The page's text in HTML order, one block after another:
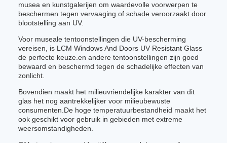
musea en kunstgalerijen om waardevolle voorwerpen te
beschermen tegen vervaaging of schade veroorzaakt door
blootstelling aan UV.
Voor museale tentoonstellingen die UV-bescherming
vereisen, is LCM Windows And Doors UV Resistant Glass
de perfecte keuze.en andere tentoonstellingen zijn goed
bewaard en beschermd tegen de schadelijke effecten van
zonlicht.
Bovendien maakt het milieuvriendelijke karakter van dit
glas het nog aantrekkelijker voor milieubewuste
consumenten.De hoge temperatuurbestandheid maakt het
ook geschikt voor gebruik in gebieden met extreme
weersomstandigheden.